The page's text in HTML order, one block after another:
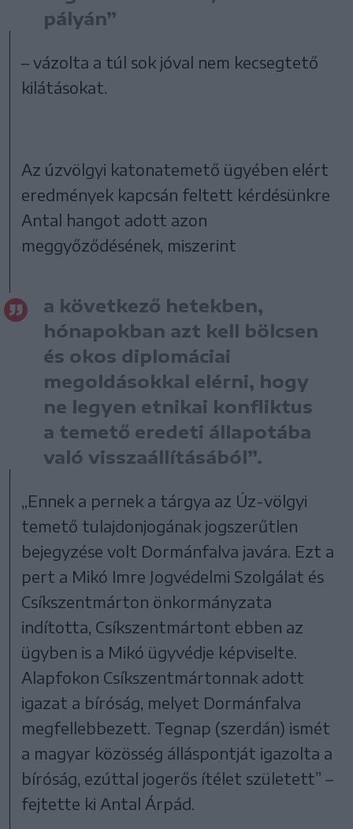
pályán”
– vázolta a túl sok jóval nem kecsegtető
kilátásokat.
Az úzvölgyi katonatemető ügyében elért
eredmények kapcsán feltett kérdésünkre
Antal hangot adott azon
meggyőződésének, miszerint
a következő hetekben,
hónapokban azt kell bölcsen
és okos diplomáciai
megoldásokkal elérni, hogy
ne legyen etnikai konfliktus
a temető eredeti állapotába
való visszaállításából”.
„Ennek a pernek a tárgya az Úz-völgyi
temető tulajdonjogának jogszerűtlen
bejegyzése volt Dormánfalva javára. Ezt a
pert a Mikó Imre Jogvédelmi Szolgálat és
Csíkszentmárton önkormányzata
indította, Csíkszentmártont ebben az
ügyben is a Mikó ügyvédje képviselte.
Alapfokon Csíkszentmártonnak adott
igazat a bíróság, melyet Dormánfalva
megfellebbezett. Tegnap (szerdán) ismét
a magyar közösség álláspontját igazolta a
bíróság, ezúttal jogerős ítélet született” –
fejtette ki Antal Árpád.